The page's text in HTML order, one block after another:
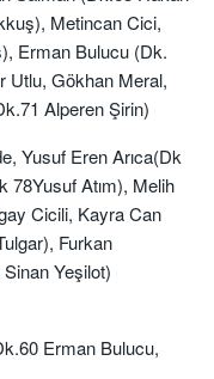
Metincan Cici,
Erman Bulucu (Dk.
Utlu, Gökhan Meral,
Alperen Şirin)
Yusuf Eren Arıca(Dk
78Yusuf Atım), Melih
Cicili, Kayra Can
Furkan
Yeşilot)
Erman Bulucu,